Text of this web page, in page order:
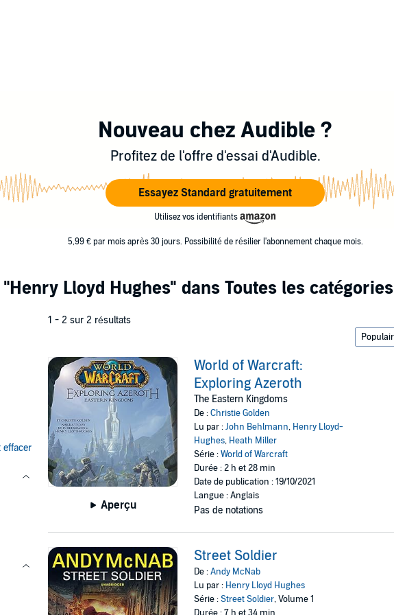
Nouveau chez Audible ?
Profitez de l'offre d'essai d'Audible.
Essayez Standard gratuitement
Utilisez vos identifiants
5,99 € par mois après 30 jours. Possibilité de résilier l'abonnement chaque mois.
"Henry Lloyd Hughes" dans Toutes les catégories
effacer
1 - 2 sur 2 résultats
Aperçu
World of Warcraft:
Exploring Azeroth
The Eastern Kingdoms
De :Christie Golden
Lu par :John Behlmann, Henry Lloyd-
Hughes, Heath Miller
Série :World of Warcraft
Durée : 2 h et 28 min
Date de publication : 19/10/2021
Langue : Anglais
Pas de notations
Street Soldier
De :Andy McNab
Lu par : Henry Lloyd Hughes
Série :Street Soldier, Volume 1